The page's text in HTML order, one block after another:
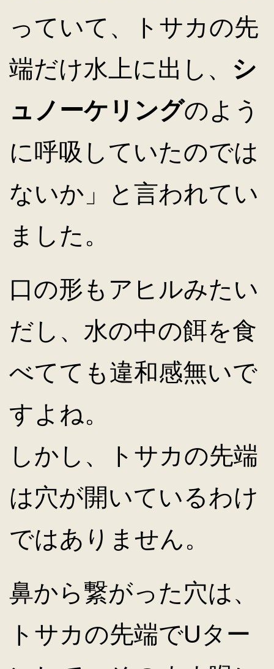
っていて、トサカの先
端だけ水上に出し、 シ
ュノーケリングのよう
に呼吸していたのでは
ないか」と言われてい
ました。
口の形もアヒルみたい
だし、水の中の餌を食
べてても違和感無いで
すよね。
しかし、トサカの先端
は穴が開いているわけ
ではありません。
鼻から繋がった穴は、
トサカの先端でUター